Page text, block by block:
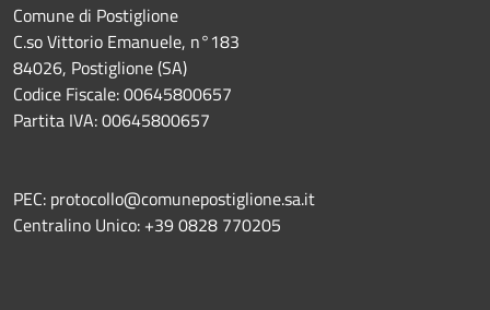
Comune di Postiglione
C.so Vittorio Emanuele, n°183
84026, Postiglione (SA)
Codice Fiscale: 00645800657
Partita IVA: 00645800657
PEC: protocollo@comunepostiglione.sa.it
Centralino Unico: +39 0828 770205